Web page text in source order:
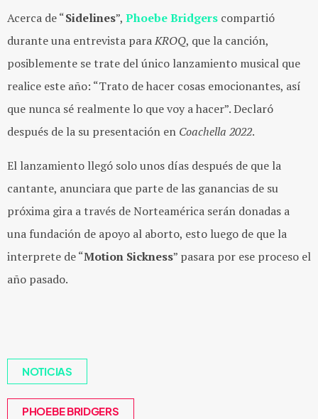
Acerca de “Sidelines”, Phoebe Bridgers compartió
durante una entrevista paraKROQ, que la canción,
posiblemente se trate del único lanzamiento musical que
realice este año: “Trato de hacer cosas emocionantes, así
que nunca sé realmente lo que voy a hacer”. Declaró
después de la su presentación en Coachella 2022.
El lanzamiento llegó solo unos días después de que la
cantante, anunciara que parte de las ganancias de su
próxima gira a través de Norteamérica serán donadas a
una fundación de apoyo al aborto, esto luego de que la
interprete de “Motion Sickness” pasara por ese proceso el
año pasado.
NOTICIAS
PHOEBE BRIDGERS